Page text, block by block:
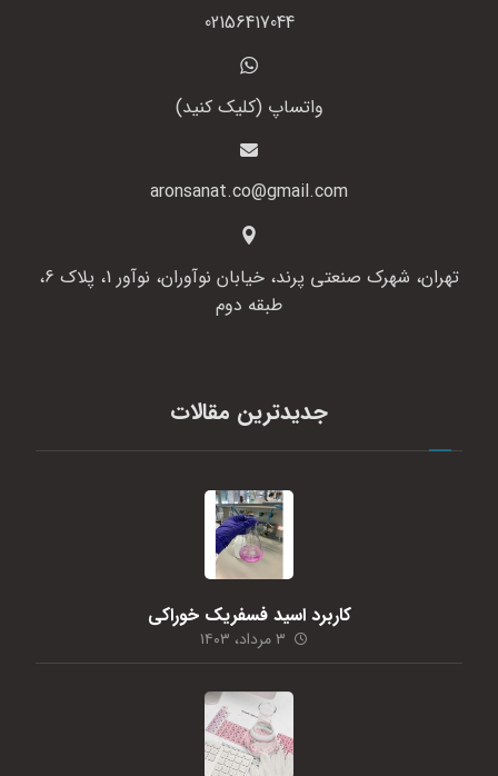
02156417044
واتساپ (کلیک کنید)
aronsanat.co@gmail.com
تهران، شهرک صنعتی پرند، خیابان نوآوران، نوآور 1، پلاک 6،
طبقه دوم
جدیدترین مقالات
کاربرد اسید فسفریک خوراکی
۳ مرداد، ۱۴۰۳